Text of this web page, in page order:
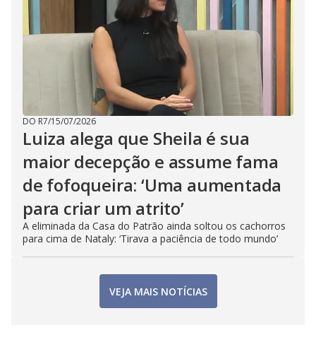
DO R7/15/07/2026
Luiza alega que Sheila é sua
maior decepção e assume fama
de fofoqueira: ‘Uma aumentada
para criar um atrito’
A eliminada da Casa do Patrão ainda soltou os cachorros
para cima de Nataly: ‘Tirava a paciência de todo mundo’
VEJA MAIS NOTÍCIAS